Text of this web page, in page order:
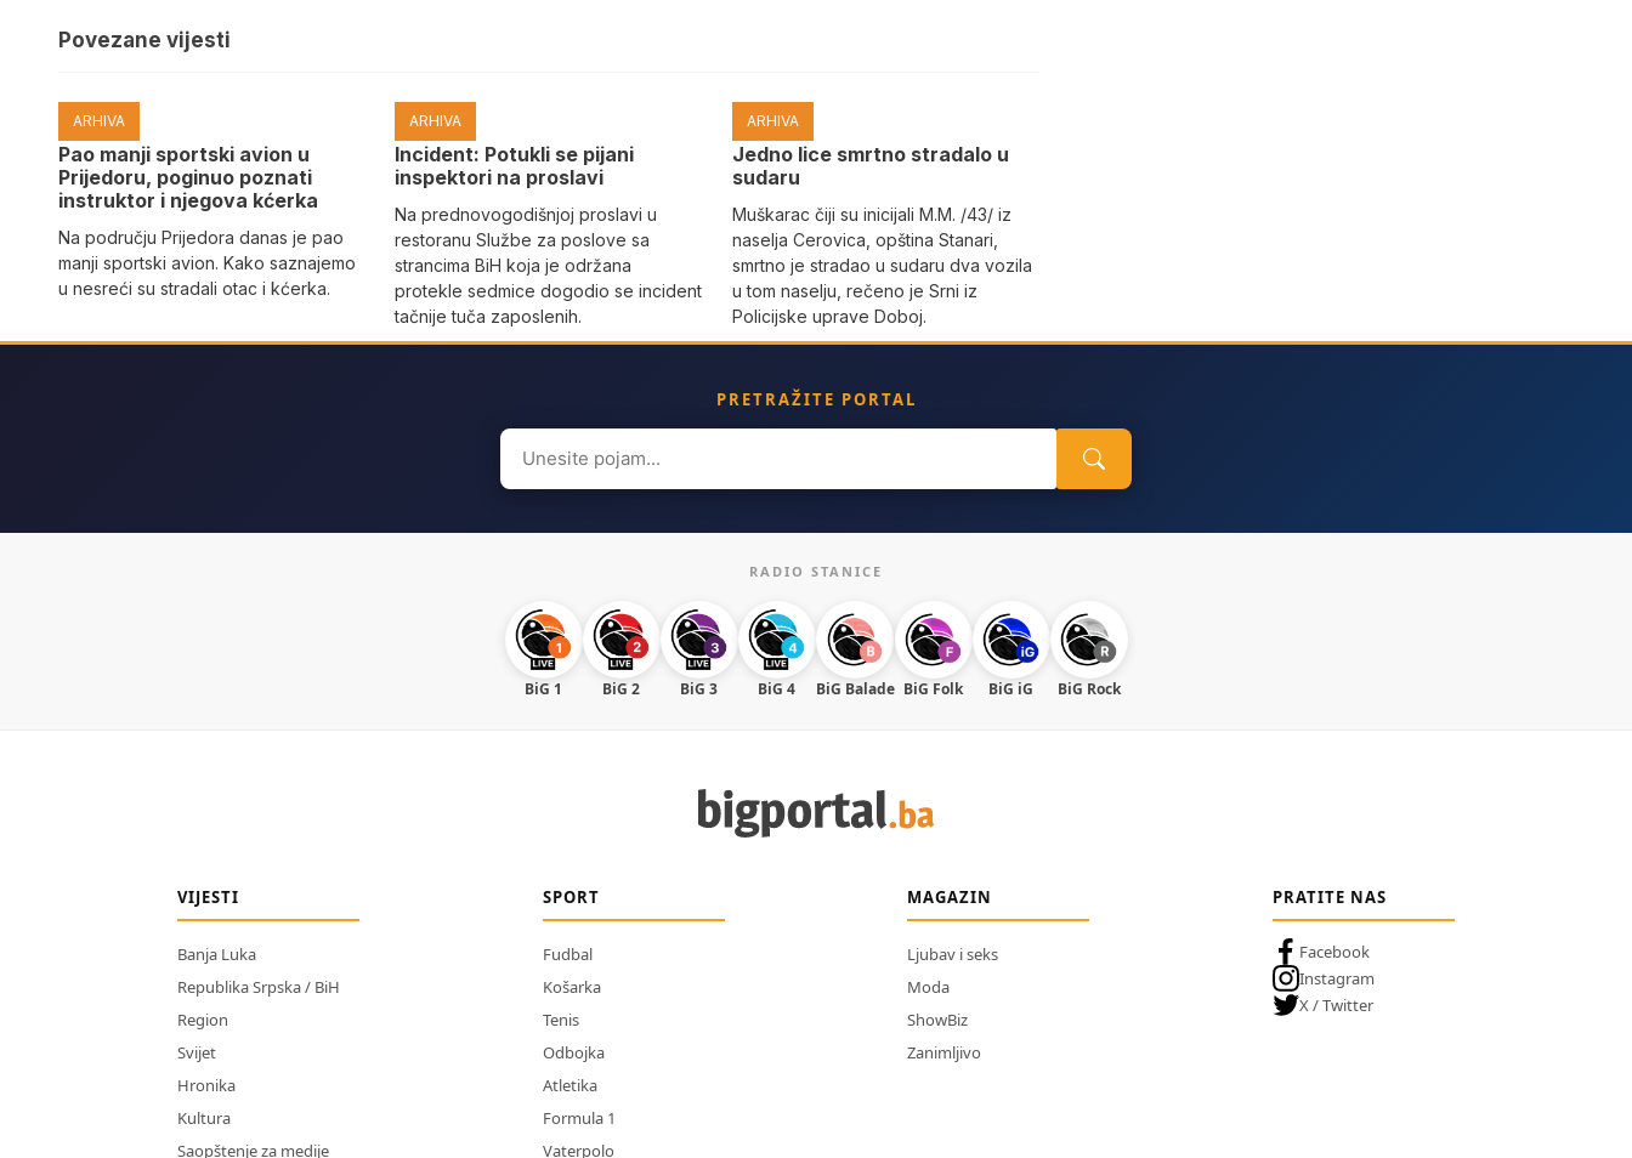
Povezane vijesti
ARHIVA
Pao manji sportski avion u
Prijedoru, poginuo poznati
instruktor i njegova kćerka
Na području Prijedora danas je pao
manji sportski avion. Kako saznajemo
u nesreći su stradali otac i kćerka.
ARHIVA
Incident: Potukli se pijani
inspektori na proslavi
Na prednovogodišnjoj proslavi u
restoranu Službe za poslove sa
strancima BiH koja je održana
protekle sedmice dogodio se incident
tačnije tuča zaposlenih.
ARHIVA
Јedno lice smrtno stradalo u
sudaru
Muškarac čiji su inicijali M.M. /43/ iz
naselja Cerovica, opština Stanari,
smrtno je stradao u sudaru dva vozila
u tom naselju, rečeno je Srni iz
Policijske uprave Doboj.
PRETRAŽITE PORTAL
Search
for:
RADIO STANICE
BiG 1 BiG 2 BiG 3 BiG 4 BiG Balade BiG Folk BiG iG BiG Rock
VIJESTI
Banja Luka
Republika Srpska / BiH
Region
Svijet
Hronika
Kultura
Saopštenje za medije
SPORT
Fudbal
Košarka
Tenis
Odbojka
Atletika
Formula 1
Vaterpolo
MAGAZIN
Ljubav i seks
Moda
ShowBiz
Zanimljivo
PRATITE NAS
Facebook
Instagram
X / Twitter